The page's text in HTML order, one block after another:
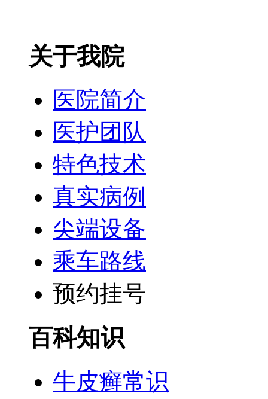
关于我院
医院简介
医护团队
特色技术
真实病例
尖端设备
乘车路线
预约挂号
百科知识
牛皮癣常识